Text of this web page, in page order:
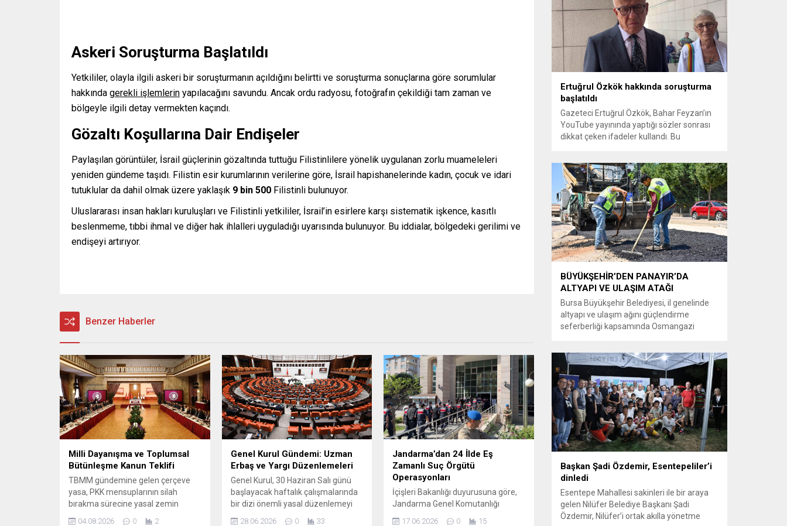
Askeri Soruşturma Başlatıldı
Yetkililer, olayla ilgili askeri bir soruşturmanın açıldığını belirtti ve soruşturma sonuçlarına göre sorumlular
hakkında gerekli işlemlerin yapılacağını savundu. Ancak ordu radyosu, fotoğrafın çekildiği tam zaman ve
bölgeyle ilgili detay vermekten kaçındı.
Gözaltı Koşullarına Dair Endişeler
Paylaşılan görüntüler, İsrail güçlerinin gözaltında tuttuğu Filistinlilere yönelik uygulanan zorlu muameleleri
yeniden gündeme taşıdı. Filistin esir kurumlarının verilerine göre, İsrail hapishanelerinde kadın, çocuk ve idari
tutuklular da dahil olmak üzere yaklaşık 9 bin 500 Filistinli bulunuyor.
Uluslararası insan hakları kuruluşları ve Filistinli yetkililer, İsrail’in esirlere karşı sistematik işkence, kasıtlı
beslenmeme, tıbbi ihmal ve diğer hak ihlalleri uyguladığı uyarısında bulunuyor. Bu iddialar, bölgedeki gerilimi ve
endişeyi artırıyor.
Benzer Haberler
Milli Dayanışma ve Toplumsal
Bütünleşme Kanun Teklifi
TBMM gündemine gelen çerçeve
yasa, PKK mensuplarının silah
bırakma sürecine yasal zemin
04.08.2026 0 2
Genel Kurul Gündemi: Uzman
Erbaş ve Yargı Düzenlemeleri
Genel Kurul, 30 Haziran Salı günü
başlayacak haftalık çalışmalarında
bir dizi önemli yasal düzenlemeyi
28.06.2026 0 33
Jandarma’dan 24 İlde Eş
Zamanlı Suç Örgütü
Operasyonları
İçişleri Bakanlığı duyurusuna göre,
Jandarma Genel Komutanlığı
17.06.2026 0 15
sayılması ve meclis içindeki yönlendirmeler
kamuoyunda tepkilere yol açtı. Seçim
sürecinde yaşanan gelişmeler, parti
grupları arasındaki gerilimi artırdı. CHP’nin...
Ertuğrul Özkök hakkında soruşturma
başlatıldı
Gazeteci Ertuğrul Özkök, Bahar Feyzan’ın
YouTube yayınında yaptığı sözler sonrası
dikkat çeken ifadeler kullandı. Bu
‘Cumhurbaşkanına hakaret’ suçundan
re’sen soruşturma başlatıldı. Özkök,
hakkındaki soruşturma kapsamında
Çağlayan’daki İstanbul Adalet Sarayı’na
giderek savcılığa ifade verdi. İfadesinin
ardından adliyeden ayrıldığı bildirildi.
Programdaki sözleri ve savunması...
BÜYÜKŞEHİR’DEN PANAYIR’DA
ALTYAPI VE ULAŞIM ATAĞI
Bursa Büyükşehir Belediyesi, il genelinde
altyapı ve ulaşım ağını güçlendirme
seferberliği kapsamında Osmangazi
Büyükşehir Belediyesi, BUSKİ Genel
Müdürlüğü ve Ulaşım Dairesi Başkanlığı
koordinasyonuyla Osmangazi ilçesine bağlı
Panayır Mahallesi 3’üncü Pınar
Caddesi’nde altyapı ve üstyapıyı yenileme
çalışmalarında sona yaklaştı. Bölgenin en...
Başkan Şadi Özdemir, Esentepeliler’i
dinledi
Esentepe Mahallesi sakinleri ile bir araya
gelen Nilüfer Belediye Başkanı Şadi
Özdemir, Nilüfer’i ortak akılla yönetme